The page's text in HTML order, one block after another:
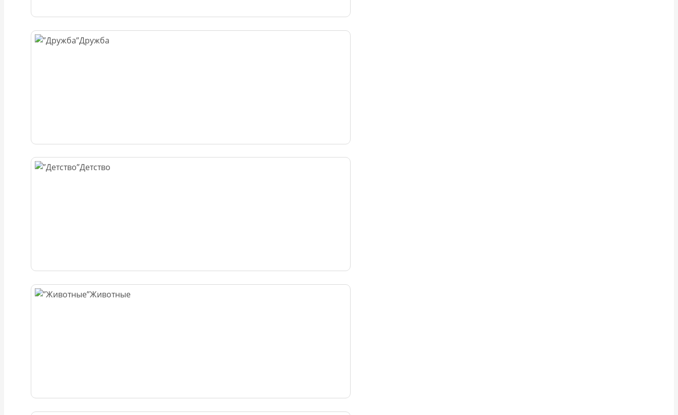
Дружба
Детство
Животные